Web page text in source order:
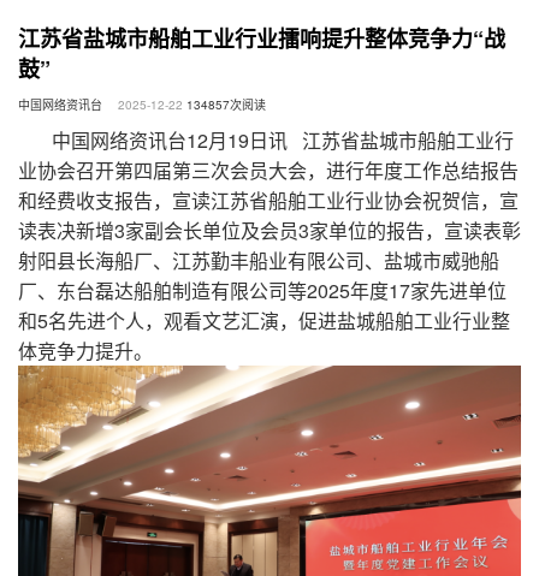
江苏省盐城市船舶工业行业擂响提升整体竞争力“战
鼓”
中国网络资讯台 2025-12-22 134857次阅读
中国网络资讯台12月19日讯 江苏省盐城市船舶工业行
业协会召开第四届第三次会员大会，进行年度工作总结报告
和经费收支报告，宣读江苏省船舶工业行业协会祝贺信，宣
读表决新增3家副会长单位及会员3家单位的报告，宣读表彰
射阳县长海船厂、江苏勤丰船业有限公司、盐城市威驰船
厂、东台磊达船舶制造有限公司等2025年度17家先进单位
和5名先进个人，观看文艺汇演，促进盐城船舶工业行业整
体竞争力提升。